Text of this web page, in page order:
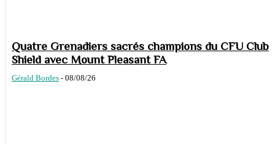
Quatre Grenadiers sacrés champions du CFU Club
Shield avec Mount Pleasant FA
Gérald Bordes - 08/08/26